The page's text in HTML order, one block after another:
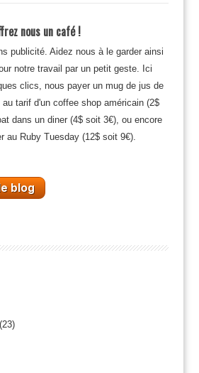
nous un café !
publicité. Aidez nous à le garder ainsi
notre travail par un petit geste. Ici
clics, nous payer un mug de jus de
tarif d'un coffee shop américain (2$
dans un diner (4$ soit 3€), ou encore
au Ruby Tuesday (12$ soit 9€).